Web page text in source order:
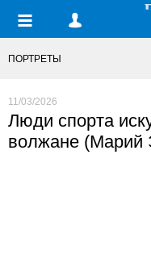
ПОРТРЕТЫ
11/03/2026
Люди спорта
волжане (Марий